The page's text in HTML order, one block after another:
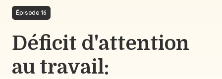
Épisode 16
Déficit d'attention
au travail: